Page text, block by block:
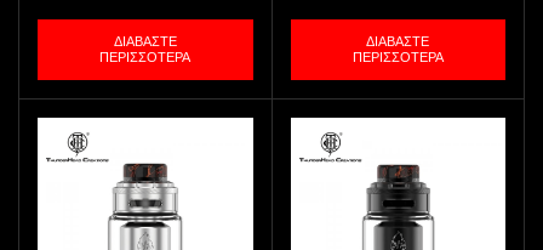
ΔΙΑΒΆΣΤΕ
ΠΕΡΙΣΣΌΤΕΡΑ
ΔΙΑΒΆΣΤΕ
ΠΕΡΙΣΣΌΤΕΡΑ